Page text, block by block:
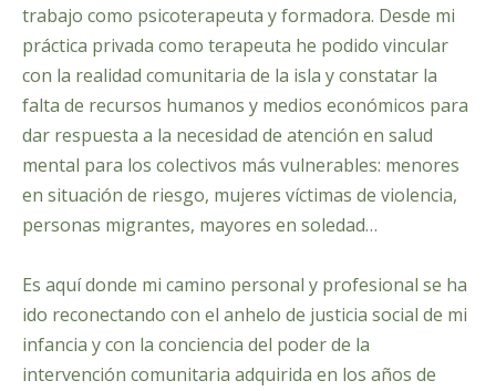
trabajo como psicoterapeuta y formadora. Desde mi
práctica privada como terapeuta he podido vincular
con la realidad comunitaria de la isla y constatar la
falta de recursos humanos y medios económicos para
dar respuesta a la necesidad de atención en salud
mental para los colectivos más vulnerables: menores
en situación de riesgo, mujeres víctimas de violencia,
personas migrantes, mayores en soledad…
Es aquí donde mi camino personal y profesional se ha
ido reconectando con el anhelo de justicia social de mi
infancia y con la conciencia del poder de la
intervención comunitaria adquirida en los años de